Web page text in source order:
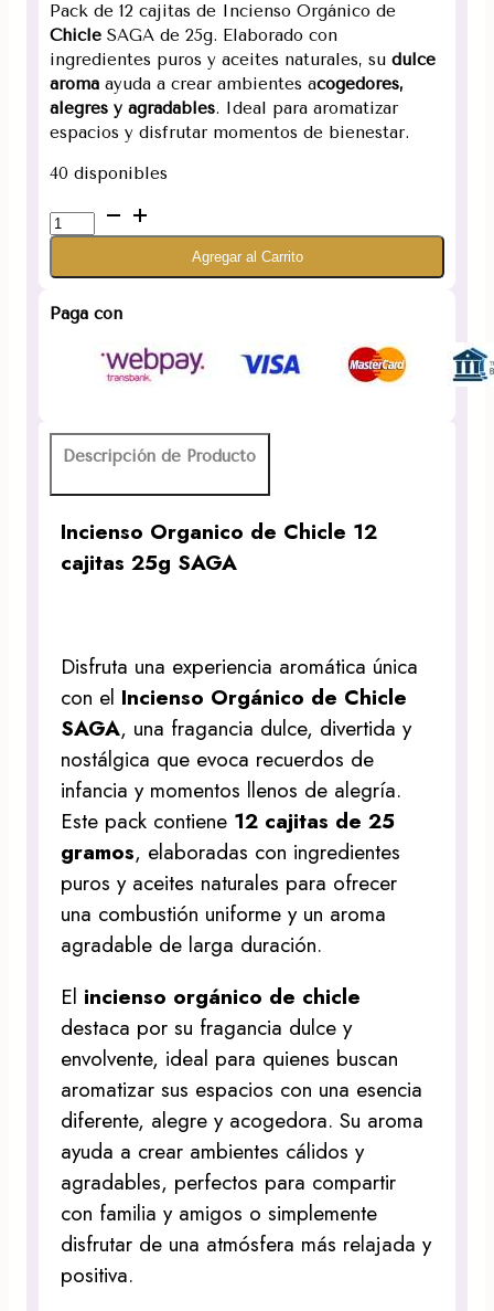
Pack de 12 cajitas de Incienso Orgánico de
Chicle SAGA de 25g. Elaborado con
ingredientes puros y aceites naturales, sudulce
aroma ayuda a crear ambientes acogedores,
alegres y agradables. Ideal para aromatizar
espacios y disfrutar momentos de bienestar.
40 disponibles
Incienso
Organico
12
Agregar al Carrito
Paga con
Descripción de Producto
Incienso Organico de Chicle 12
cajitas 25g SAGA
Disfruta una experiencia aromática única
con el Incienso Orgánico de Chicle
SAGA, una fragancia dulce, divertida y
nostálgica que evoca recuerdos de
infancia y momentos llenos de alegría.
Este pack contiene 12 cajitas de 25
gramos, elaboradas con ingredientes
puros y aceites naturales para ofrecer
una combustión uniforme y un aroma
agradable de larga duración.
El incienso orgánico de chicle
destaca por su fragancia dulce y
envolvente, ideal para quienes buscan
aromatizar sus espacios con una esencia
diferente, alegre y acogedora. Su aroma
ayuda a crear ambientes cálidos y
agradables, perfectos para compartir
con familia y amigos o simplemente
disfrutar de una atmósfera más relajada y
positiva.